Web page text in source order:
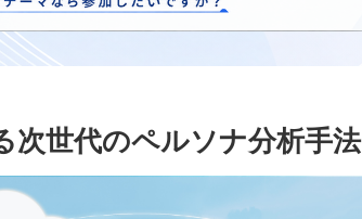
次世代のペルソナ分析手法